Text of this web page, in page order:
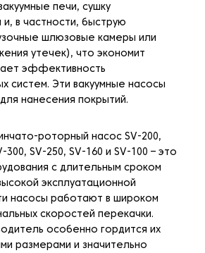
печи, сушку
в частности, быструю
шлюзовые камеры или
утечек), что экономит
эффективность
систем. Эти вакуумные насосы
нанесения покрытий.
роторный насос SV-200,
SV-250, SV-160 и SV-100 – это
с длительным сроком
эксплуатационной
насосы работают в широком
скоростей перекачки.
особенно гордится их
размерами и значительно